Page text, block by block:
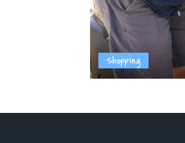
Shopping